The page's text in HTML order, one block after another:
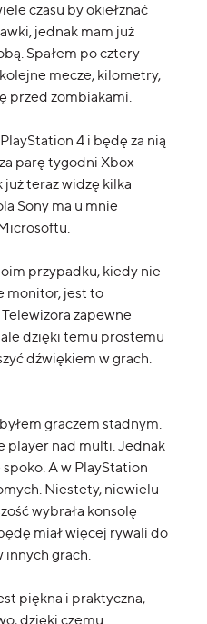
czasu by okiełznać
jednak mam już
Spałem po cztery
mecze, kilometry,
przed zombiakami.
4 i będę za nią
parę tygodni Xbox
już teraz widzę kilka
Sony ma u mnie
przypadku, kiedy nie
monitor, jest to
zapewne
dzięki temu prostemu
dźwiękiem w grach.
graczem stadnym.
player nad multi. Jednak
A w PlayStation
Niestety, niewielu
wybrała konsolę
miał więcej rywali do
innych grach.
piękna i praktyczna,
dzięki czemu